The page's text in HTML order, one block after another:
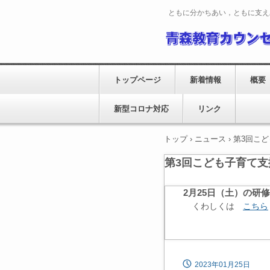
ともに分かちあい，ともに支
トップページ 新着情報 概要
新型コロナ対応 リンク
トップ › ニュース › 第3回こ
第3回こども子育て
2月25日（土）の研
くわしくは こちら
2023年01月25日